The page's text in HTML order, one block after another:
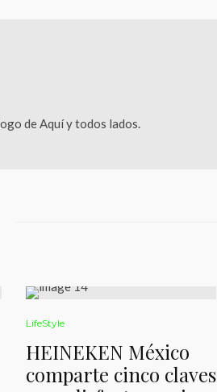
de Aquí y todos lados.
LifeStyle
HEINEKEN México
comparte cinco claves